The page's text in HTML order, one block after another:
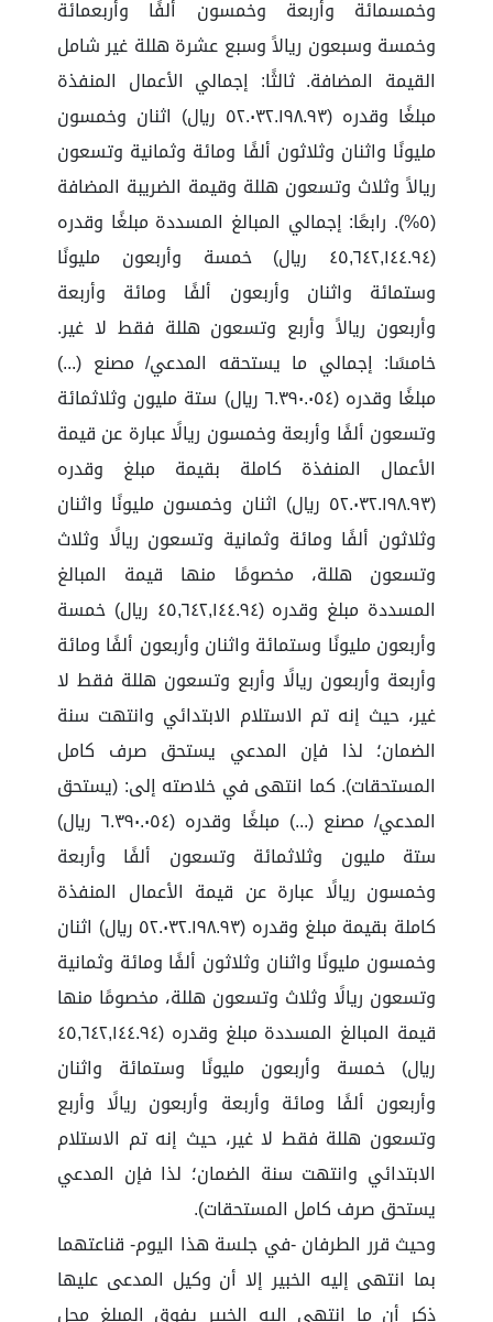
وخمسمائة وأربعة وخمسون ألفًا وأربعمائة
وخمسة وسبعون ريالاً وسبع عشرة هللة غير شامل
القيمة المضافة. ثالثًا: إجمالي الأعمال المنفذة
مبلغًا وقدره (٥٢.٠٣٢.١٩٨.٩٣ ريال) اثنان وخمسون
مليونًا واثنان وثلاثون ألفًا ومائة وثمانية وتسعون
ريالاً وثلاث وتسعون هللة وقيمة الضريبة المضافة
(٥%). رابعًا: إجمالي المبالغ المسددة مبلغًا وقدره
(٤٥,٦٤٢,١٤٤.٩٤ ريال) خمسة وأربعون مليونًا
وستمائة واثنان وأربعون ألفًا ومائة وأربعة
وأربعون ريالاً وأربع وتسعون هللة فقط لا غير.
خامسًا: إجمالي ما يستحقه المدعي/ مصنع (...)
مبلغًا وقدره (٦.٣٩٠.٠٥٤ ريال) ستة مليون وثلاثمائة
وتسعون ألفًا وأربعة وخمسون ريالًا عبارة عن قيمة
الأعمال المنفذة كاملة بقيمة مبلغ وقدره
(٥٢.٠٣٢.١٩٨.٩٣ ريال) اثنان وخمسون مليونًا واثنان
وثلاثون ألفًا ومائة وثمانية وتسعون ريالًا وثلاث
وتسعون هللة، مخصومًا منها قيمة المبالغ
المسددة مبلغ وقدره (٤٥,٦٤٢,١٤٤.٩٤ ريال) خمسة
وأربعون مليونًا وستمائة واثنان وأربعون ألفًا ومائة
وأربعة وأربعون ريالًا وأربع وتسعون هللة فقط لا
غير، حيث إنه تم الاستلام الابتدائي وانتهت سنة
الضمان؛ لذا فإن المدعي يستحق صرف كامل
المستحقات). كما انتهى في خلاصته إلى: (يستحق
المدعي/ مصنع (...) مبلغًا وقدره (٦.٣٩٠.٠٥٤ ريال)
ستة مليون وثلاثمائة وتسعون ألفًا وأربعة
وخمسون ريالًا عبارة عن قيمة الأعمال المنفذة
كاملة بقيمة مبلغ وقدره (٥٢.٠٣٢.١٩٨.٩٣ ريال) اثنان
وخمسون مليونًا واثنان وثلاثون ألفًا ومائة وثمانية
وتسعون ريالًا وثلاث وتسعون هللة، مخصومًا منها
قيمة المبالغ المسددة مبلغ وقدره (٤٥,٦٤٢,١٤٤.٩٤
ريال) خمسة وأربعون مليونًا وستمائة واثنان
وأربعون ألفًا ومائة وأربعة وأربعون ريالًا وأربع
وتسعون هللة فقط لا غير، حيث إنه تم الاستلام
الابتدائي وانتهت سنة الضمان؛ لذا فإن المدعي
يستحق صرف كامل المستحقات).
وحيث قرر الطرفان -في جلسة هذا اليوم- قناعتهما
بما انتهى إليه الخبير إلا أن وكيل المدعى عليها
ذكر أن ما انتهى إليه الخبير يفوق المبلغ محل